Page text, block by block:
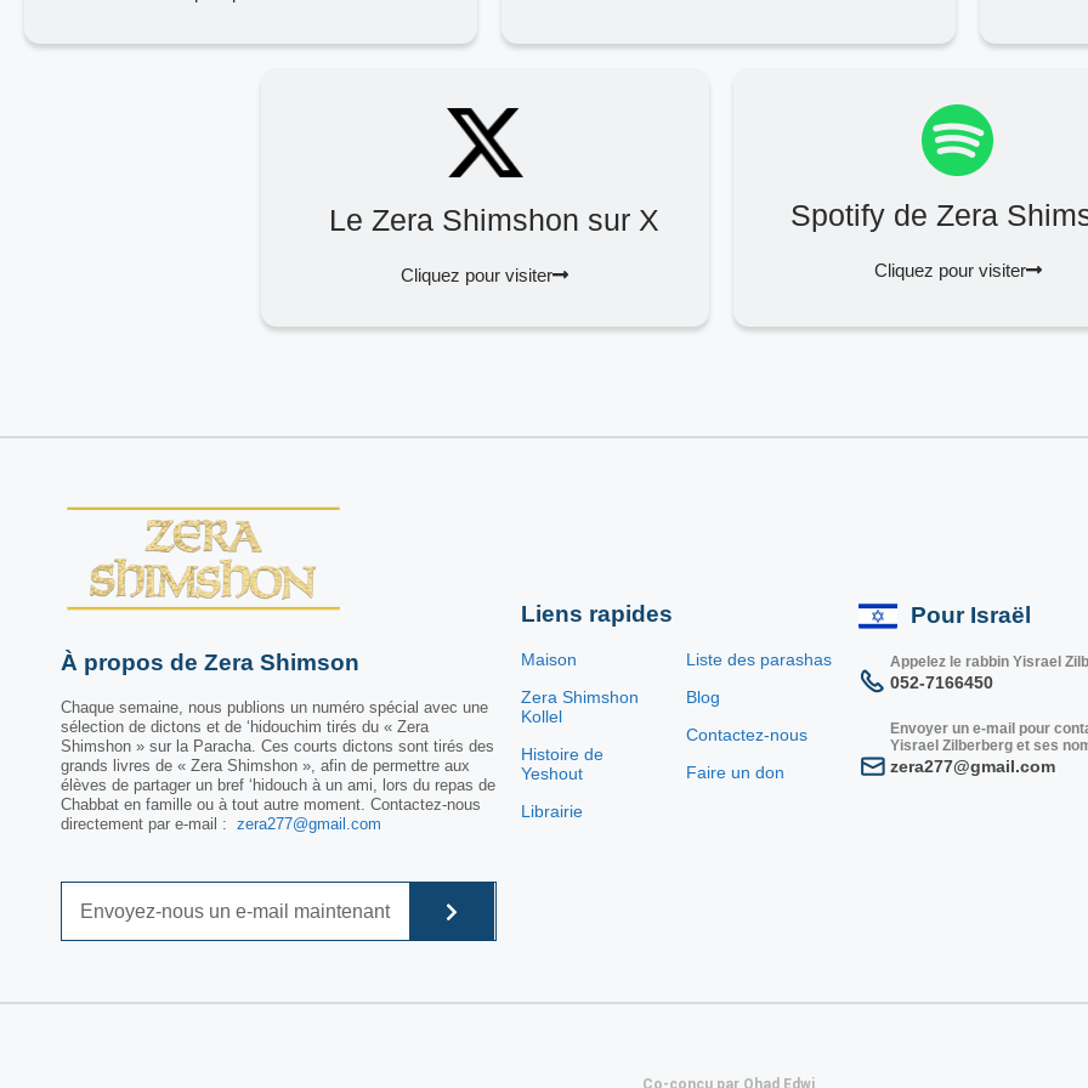
Le Zera Shimshon sur X
Cliquez pour visiter
Spotify de Zera
Cliquez pour visiter
À propos de Zera Shimson
Chaque semaine, nous publions un numéro spécial avec une
sélection de dictons et de ‘hidouchim tirés du « Zera
Shimshon » sur la Paracha. Ces courts dictons sont tirés des
grands livres de « Zera Shimshon », afin de permettre aux
élèves de partager un bref ‘hidouch à un ami, lors du repas de
Chabbat en famille ou à tout autre moment. Contactez-nous
directement par e-mail : zera277@gmail.com
Liens rapides
Maison
Zera Shimshon
Kollel
Histoire de
Yeshout
Librairie
Liste des parashas
Blog
Contactez-nous
Faire un don
Pour Israël
Appelez le rabbin Yisrael
052-7166450
Envoyer un e-mail pour
Yisrael Zilberberg et ses
zera277@gmail.com